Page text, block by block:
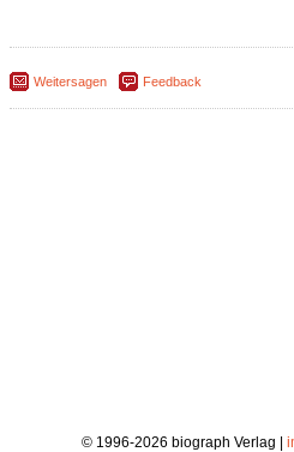
Weitersagen Feedback
© 1996-2026 biograph Verlag |